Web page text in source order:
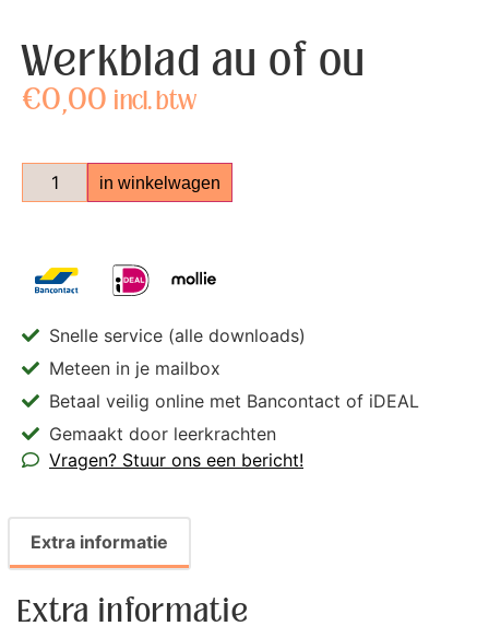
Werkblad au of ou
€0,00 incl. btw
in winkelwagen
Snelle service (alle downloads)
Meteen in je mailbox
Betaal veilig online met Bancontact of iDEAL
Gemaakt door leerkrachten
Vragen? Stuur ons een bericht!
Extra informatie
Extra informatie